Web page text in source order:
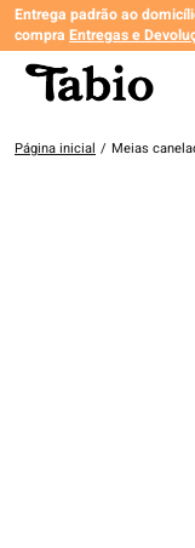
Entrega padrão ao
compra Entregas e
Página inicial / Meias